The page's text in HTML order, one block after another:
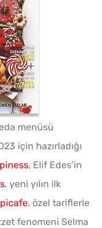
menüsü
için hazırladığı
, Elif Edes’in
, yeni yılın ilk
, özel tariflerle
fenomeni Selma